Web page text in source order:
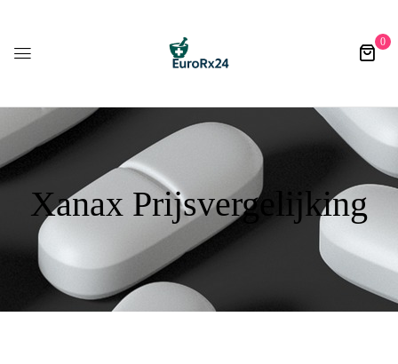
0
Xanax Prijsvergelijking